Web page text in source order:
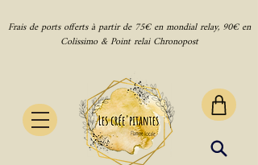
Frais de ports offerts à partir de 75€ en mondial relay, 90€ en
Colissimo & Point relai Chronopost